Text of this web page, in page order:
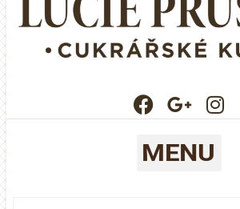
MENU